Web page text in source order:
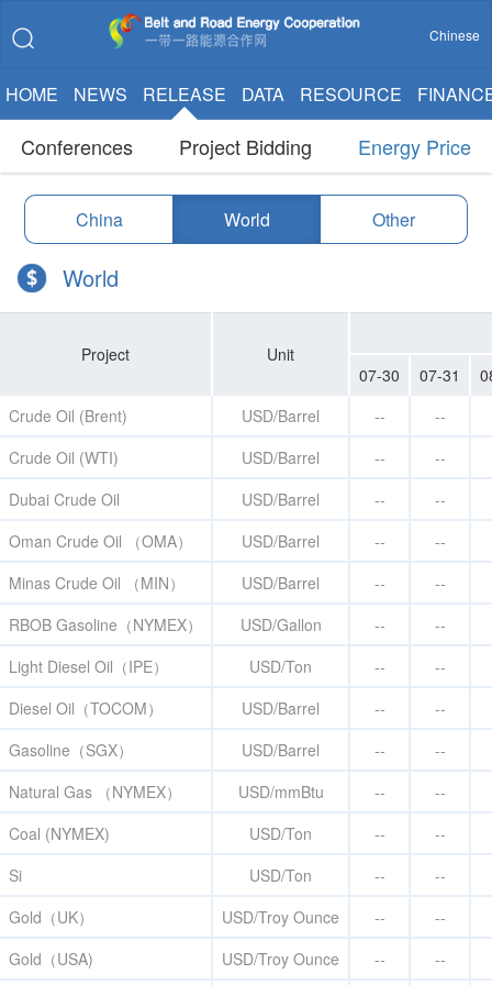
Chinese
HOME NEWS RELEASE DATA RESOURCE
Conferences Project Bidding Energy Price
China World Other
World
Project
Unit
07-30
07-31
Crude Oil (Brent)
USD/Barrel --
--
Crude Oil (WTI)
USD/Barrel --
--
Dubai Crude Oil
USD/Barrel --
--
Oman Crude Oil （OMA）
USD/Barrel --
--
Minas Crude Oil （MIN）
USD/Barrel --
--
RBOB Gasoline（NYMEX）
USD/Gallon --
--
Light Diesel Oil（IPE）
USD/Ton --
--
Diesel Oil（TOCOM）
USD/Barrel --
--
Gasoline（SGX）
USD/Barrel --
--
Natural Gas （NYMEX）
USD/mmBtu --
--
Coal (NYMEX)
USD/Ton --
--
Si
USD/Ton --
--
Gold（UK）
USD/Troy Ounce --
--
Gold（USA)
USD/Troy Ounce -- --